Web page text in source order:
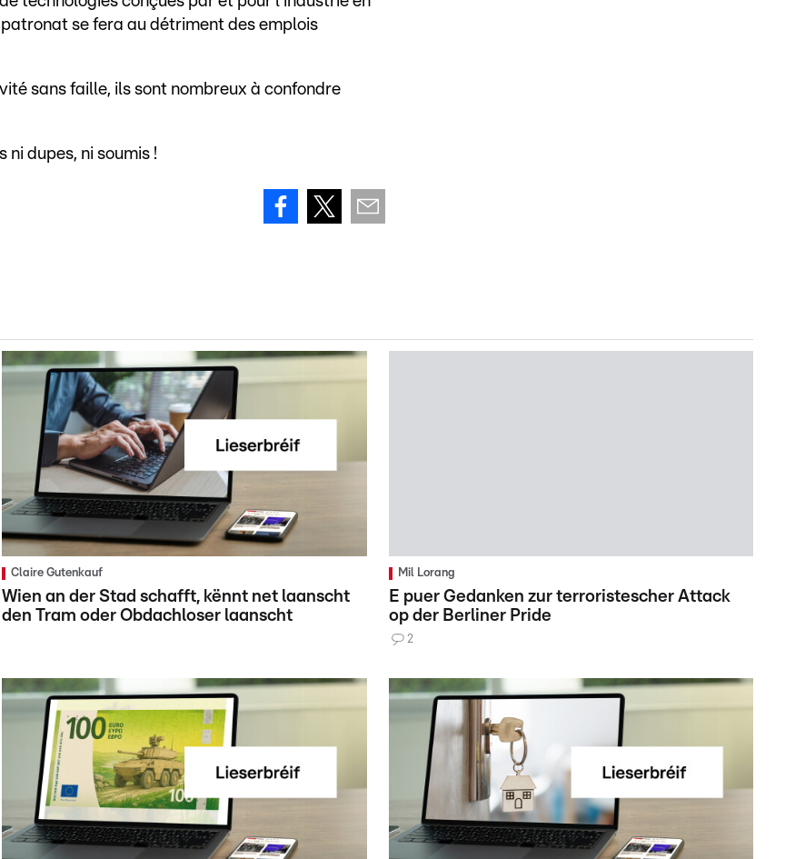
se fera au détriment des emplois
sans faille, ils sont nombreux à confondre
dupes, ni soumis !
Claire Gutenkauf
Wien an der Stad schafft, kënnt net laanscht
den Tram oder Obdachloser laanscht
Mil Lorang
E puer Gedanken zur terroristescher Attack
op der Berliner Pride
2